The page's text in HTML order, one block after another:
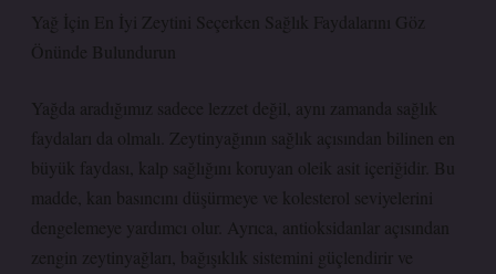
Yağ İçin En İyi Zeytini Seçerken Sağlık Faydalarını Göz
Önünde Bulundurun
Yağda aradığımız sadece lezzet değil, aynı zamanda sağlık
faydaları da olmalı. Zeytinyağının sağlık açısından bilinen en
büyük faydası, kalp sağlığını koruyan oleik asit içeriğidir. Bu
madde, kan basıncını düşürmeye ve kolesterol seviyelerini
dengelemeye yardımcı olur. Ayrıca, antioksidanlar açısından
zengin zeytinyağları, bağışıklık sistemini güçlendirir ve